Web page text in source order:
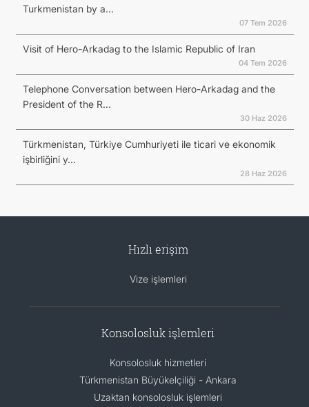
Turkmenistan by a...
07 Tem 2026
Visit of Hero-Arkadag to the Islamic Republic of Iran
04 Tem 2026
Telephone Conversation between Hero-Arkadag and the
President of the R...
30 Haz 2026
Türkmenistan, Türkiye Cumhuriyeti ile ticari ve ekonomik
işbirliğini y...
28 Haz 2026
Hızlı erişim
Vize işlemleri
Konsolosluk işlemleri
Konsolosluk hizmetleri
Türkmenistan Büyükelçiliği - Ankara
Uzaktan konsolosluk işlemleri